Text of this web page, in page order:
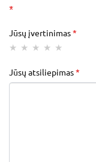
*
Jūsų įvertinimas*
Jūsų atsiliepimas*